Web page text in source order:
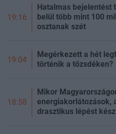
19:16
Hatalmas bejelentést
belül több mint 100
osztanak szét
19:04
Megérkezett a hét
történik a tőzsdéken?
18:58
Mikor
energiakorlátozások,
drasztikus lépést